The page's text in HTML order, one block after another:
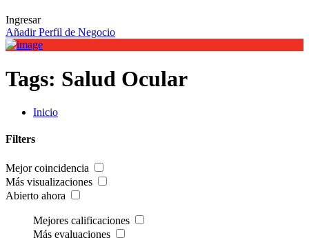
Ingresar
Añadir Perfil de Negocio
Tags: Salud Ocular
Inicio
Filters
Mejor coincidencia
Más visualizaciones
Abierto ahora
Mejores calificaciones
Más evaluaciones